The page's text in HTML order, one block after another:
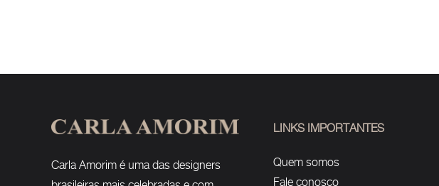
Carla Amorim é uma das designers
LINKS IMPORTANTES
Quem somos
Fale conosco